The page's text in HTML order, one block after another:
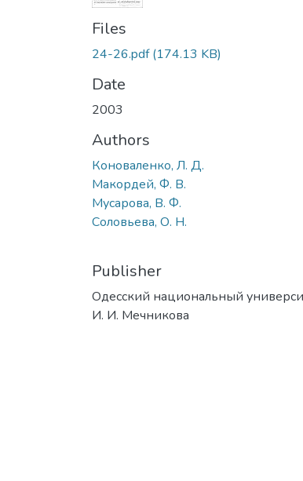
Files
24-26.pdf(174.13 KB)
Date
2003
Authors
Коноваленко, Л. Д.
Макордей, Ф. В.
Мусарова, В. Ф.
Соловьева, О. Н.
Publisher
Одесский национальный
И. И. Мечникова